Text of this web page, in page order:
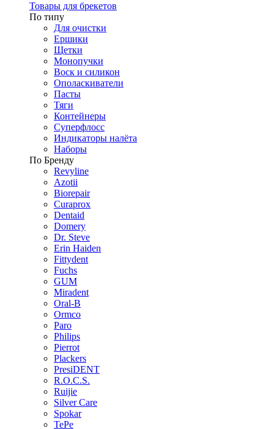
Товары для брекетов
По типу
Для очистки
Ершики
Щетки
Монопучки
Воск и силикон
Ополаскиватели
Пасты
Тяги
Контейнеры
Суперфлосс
Индикаторы налёта
Наборы
По Бренду
Revyline
Azotii
Biorepair
Curaprox
Dentaid
Domery
Dr. Steve
Erin Haiden
Fittydent
Fuchs
GUM
Miradent
Oral-B
Ormco
Paro
Philips
Pierrot
Plackers
PresiDENT
R.O.C.S.
Ruijie
Silver Care
Spokar
TePe